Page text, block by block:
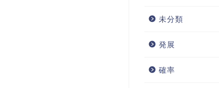
未分類
発展
確率